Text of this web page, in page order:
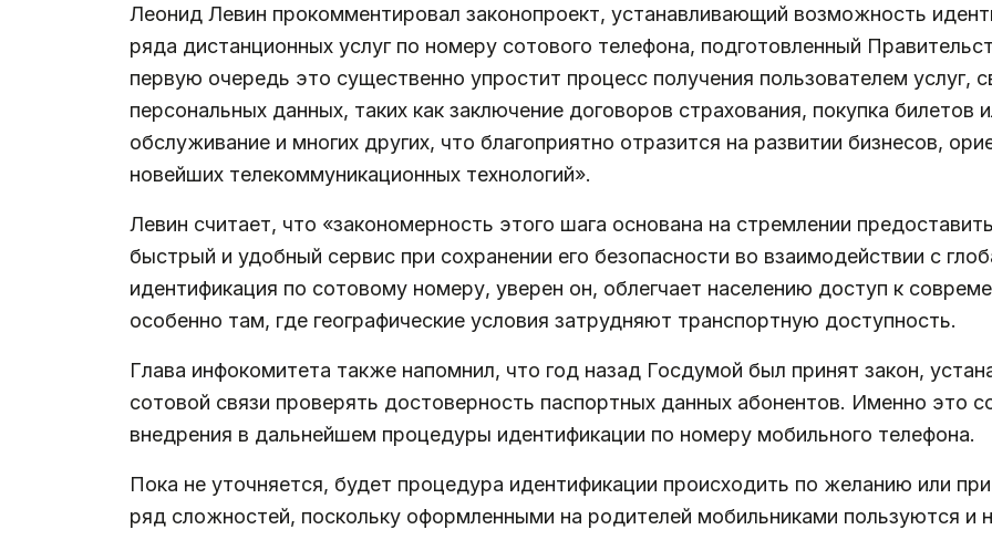
Леонид Левин прокомментировал законопроект, устанавливающий возможность
ряда дистанционных услуг по номеру сотового телефона, подготовленный
первую очередь это существенно упростит процесс получения пользователем услуг,
персональных данных, таких как заключение договоров страхования, покупка билетов
обслуживание и многих других, что благоприятно отразится на развитии бизнесов,
новейших телекоммуникационных технологий».
Левин считает, что «закономерность этого шага основана на стремлении
быстрый и удобный сервис при сохранении его безопасности во взаимодействии с
идентификация по сотовому номеру, уверен он, облегчает населению доступ к
особенно там, где географические условия затрудняют транспортную доступность.
Глава инфокомитета также напомнил, что год назад Госдумой был принят закон,
сотовой связи проверять достоверность паспортных данных абонентов. Именно это
внедрения в дальнейшем процедуры идентификации по номеру мобильного телефона.
Пока не уточняется, будет процедура идентификации происходить по желанию или
ряд сложностей, поскольку оформленными на родителей мобильниками пользуются и